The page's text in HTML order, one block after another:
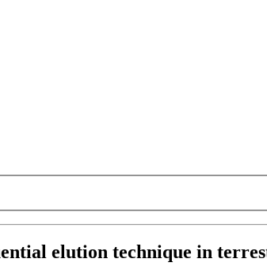
elution technique in